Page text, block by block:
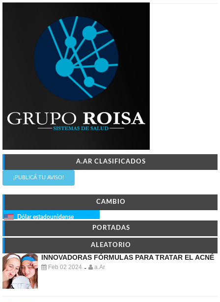
A.AR CLASIFICADOS
¡PUBLICÁ TU AVISO!
CAMBIO
Dólar estadounidense
PORTADAS
ALEATORIO
INNOVADORAS FÓRMULAS PARA TRATAR EL ACNÉ
Feb 02 2024 - a.Ar